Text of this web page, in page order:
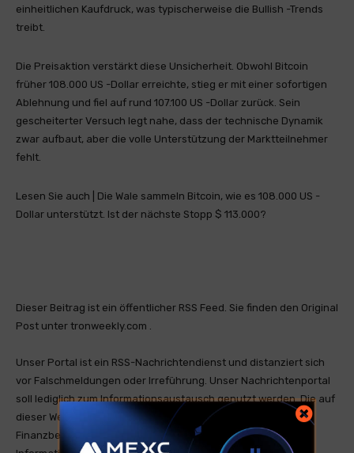
einheitlichen Kaufdruck, was typischerweise die Bullish -Trends
treibt.
Die Preisaktion verstärkt diese Unsicherheit. Obwohl Bitcoin
früher 108.000 US -Dollar erreichte, stieg er mit einer sofortigen
Ablehnung und fiel auf rund 107.100 US -Dollar zurück. Sein
gescheiterter Versuch legt nahe, dass der technische Dynamik
zwar aufbaut, aber die volle Unterstützung der Marktteilnehmer
fehlt.
Lesen Sie auch | Die Wale sammeln Bitcoin, wie es 108.000 US -
Dollar unterstützt. Ist der nächste Stopp $ 113.000?
Dieser Beitrag ist ein öffentlicher RSS Feed. Sie finden den Original
Post unter tronweekly.com .
Unser Portal ist ein RSS-Nachrichtendienst und distanziert sich
vor Falschmeldungen oder Irreführung. Unser Nachrichtenportal
soll lediglich zum Informationsaustausch genutzt werden. Die auf
dieser Website bereitgestellten Informationen stellen keine
Finanzberatung dar und sind nicht als solche gedacht. Die